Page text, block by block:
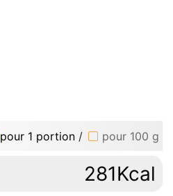
pour 1 portion / pour 100 g
281Kcal